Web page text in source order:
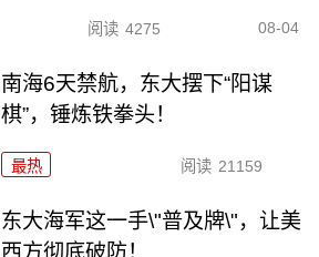
阅读 4275 08-04
南海6天禁航，东大摆下“阳谋
棋”，锤炼铁拳头！
最热 阅读 21159
东大海军这一手\"普及牌\"，让美
西方彻底破防！